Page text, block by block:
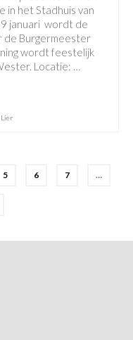
in het Stadhuis van
9 januari wordt de
de Burgermeester
wordt feestelijk
Locatie: …
Lier
5 6 7 …